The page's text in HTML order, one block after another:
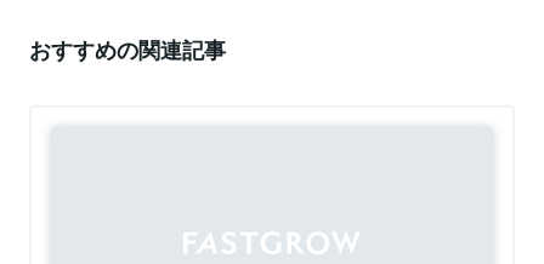
おすすめの関連記事